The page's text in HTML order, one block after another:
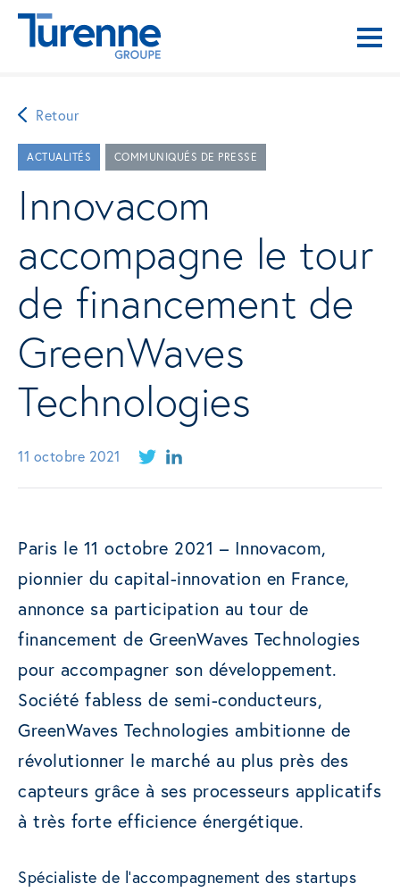
Retour
ACTUALITÉS COMMUNIQUÉS DE PRESSE
Innovacom
accompagne le tour
de financement de
GreenWaves
Technologies
11 octobre 2021
Paris le 11 octobre 2021 – Innovacom,
pionnier du capital-innovation en France,
annonce sa participation au tour de
financement de GreenWaves Technologies
pour accompagner son développement.
Société fabless de semi-conducteurs,
GreenWaves Technologies ambitionne de
révolutionner le marché au plus près des
capteurs grâce à ses processeurs applicatifs
à très forte efficience énergétique.
Spécialiste de l’accompagnement des startups